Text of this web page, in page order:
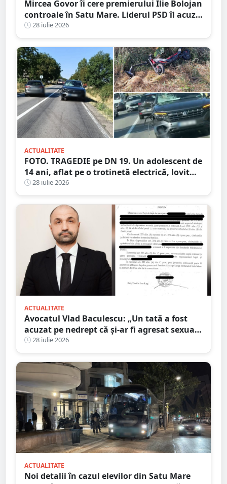
Mircea Govor îi cere premierului Ilie Bolojan
controale în Satu Mare. Liderul PSD îl acuză
pe Adrian Cozma de presiuni politice și cere
verificări ample
28 iulie 2026
ACTUALITATE
FOTO. TRAGEDIE pe DN 19. Un adolescent de
14 ani, aflat pe o trotinetă electrică, lovit
mortal de o mașină
28 iulie 2026
ACTUALITATE
Avocatul Vlad Baculescu: „Un tată a fost
acuzat pe nedrept că și-ar fi agresat sexual
fiica. Viața lui s-a prăbușit înainte ca
justiția să se pronunțe”
28 iulie 2026
ACTUALITATE
Noi detalii în cazul elevilor din Satu Mare